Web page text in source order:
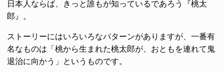
日本人ならば、きっと誰もが知っているであろう『桃太
郎』。
ストーリーにはいろいろなパターンがありますが、一番有
名なものは「桃から生まれた桃太郎が、おともを連れて鬼
退治に向かう」というものです。